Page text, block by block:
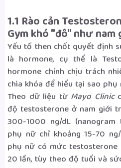
3.1 Ăn uống không kiểm
nhất)
3.2 Tập sai tư thế, không
3.3 Quá lạm dụng
3.4 Chỉ tập một vùng
4. Kết luận
1.1 Rào cản
Gym khó "đô" như nam
Yếu tố then chốt quyết định
là hormone, cụ thể là
hormone chính chịu trách
chìa khóa để hiểu tại sao
Theo dữ liệu từ Mayo Clinic
độ testosterone ở nam giới
300-1000 ng/dL
phụ nữ chỉ khoảng 15-70
phụ nữ có mức
20 lần, tùy theo độ tuổi và